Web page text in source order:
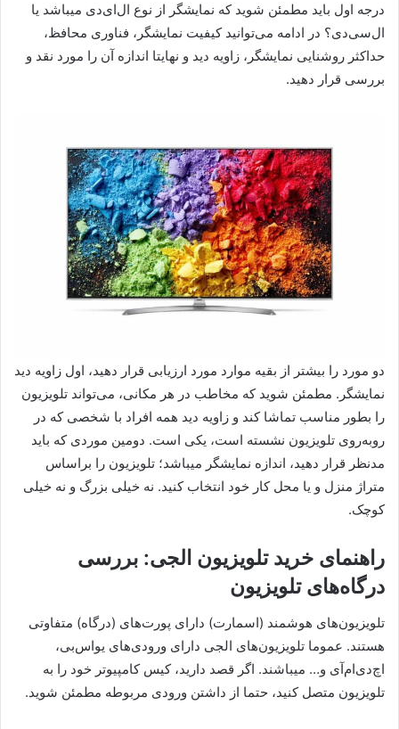
درجه اول باید مطمئن شوید که نمایشگر از نوع ال‌ای‌دی میباشد یا
ال‌سی‌دی؟ در ادامه می‌توانید کیفیت نمایشگر، فناوری محافظ،
حداکثر روشنایی نمایشگر، زاویه دید و نهایتا اندازه آن را مورد نقد و
بررسی قرار دهید.
دو مورد را بیشتر از بقیه موارد مورد ارزیابی قرار دهید، اول زاویه دید
نمایشگر. مطمئن شوید که مخاطب در هر مکانی، می‌تواند تلویزیون
را بطور مناسب تماشا کند و زاویه دید همه افراد با شخصی که در
روبه‌روی تلویزیون نشسته است، یکی است. دومین موردی که باید
مدنظر قرار دهید، اندازه نمایشگر میباشد؛ تلویزیون را براساس
متراژ منزل و یا محل کار خود انتخاب کنید. نه خیلی بزرگ و نه خیلی
کوچک.
راهنمای خرید تلویزیون الجی: بررسی
درگاه‌های تلویزیون
تلویزیون‌های هوشمند (اسمارت) دارای پورت‌های (درگاه) متفاوتی
هستند. عموما تلویزیون‌های الجی دارای ورودی‌های یواس‌بی،
اچ‌دی‌ام‌آی و… میباشند. اگر قصد دارید، کیس کامپیوتر خود را به
تلویزیون متصل کنید، حتما از داشتن ورودی مربوطه مطمئن شوید.